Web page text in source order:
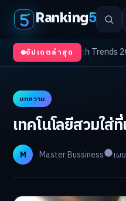
Ranking5
อัปเดตล่าสุด
/Health Trends 2026: 5 เรื่อ
บทความ
เทคโนโลยีสวมใส่
M Master Bussiness เผ